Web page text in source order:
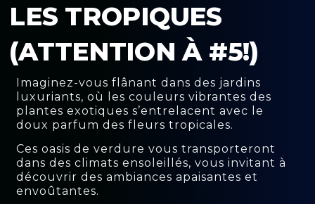
LES TROPIQUES
(ATTENTION À #5!)
Imaginez-vous flânant dans des jardins
luxuriants, où les couleurs vibrantes des
plantes exotiques s’entrelacent avec le
doux parfum des fleurs tropicales.
Ces oasis de verdure vous transporteront
dans des climats ensoleillés, vous invitant à
découvrir des ambiances apaisantes et
envoûtantes.